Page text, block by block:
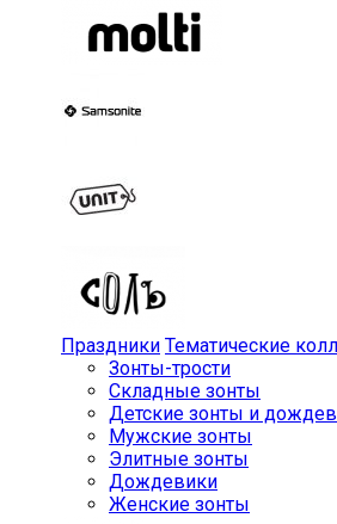
Праздники Тематические
Зонты-трости
Складные зонты
Детские зонты и
Мужские зонты
Элитные зонты
Дождевики
Женские зонты